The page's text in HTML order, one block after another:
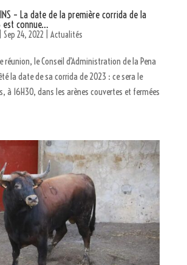
– La date de la première corrida de la
est connue…
Sep 24, 2022 Actualités
réunion, le Conseil d’Administration de la Pena
la date de sa corrida de 2023 : ce sera le
à 16H30, dans les arènes couvertes et fermées